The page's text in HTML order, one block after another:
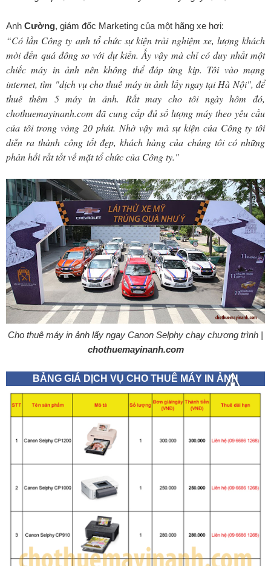
Anh Cường, giám đốc Marketing của một hãng xe hơi:
“Có lần Công ty anh tổ chức sự kiện trải nghiệm xe, lượng khách
mời đến quá đông so với dự kiến. Ấy vậy mà chỉ có duy nhất một
chiếc máy in ảnh nên không thể đáp ứng kịp. Tôi vào mạng
internet, tìm "dịch vụ cho thuê máy in ảnh lấy ngay tại Hà Nội", để
thuê thêm 5 máy in ảnh. Rất may cho tôi ngày hôm đó,
chothuemayinanh.com đã cung cấp đủ số lượng máy theo yêu cầu
của tôi trong vòng 20 phút. Nhờ vậy mà sự kiện của Công ty tôi
diễn ra thành công tốt đẹp, khách hàng của chúng tôi có những
phản hồi rất tốt về mặt tổ chức của Công ty."
Cho thuê máy in ảnh lấy ngay Canon Selphy chạy chương trình |
chothuemayinanh.com
BẢNG GIÁ DỊCH VỤ CHO THUÊ MÁY IN ẢNH